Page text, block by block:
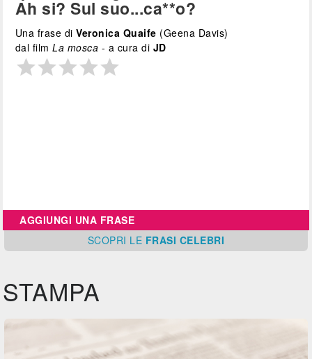
Ah si? Sul suo...ca**o?
Una frase diVeronica Quaife (Geena Davis)
dal filmLa mosca - a cura di JD
AGGIUNGI UNA FRASE
SCOPRI LE FRASI CELEBRI
STAMPA